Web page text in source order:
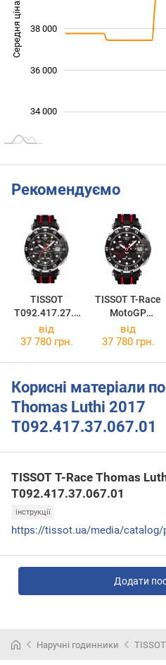
Середня ціна 35 000
34 000
36 000
38 000
Рекомендуємо
TISSOT
T092.417.27.0
51.00
TISSOT T-Race
MotoGP
T092.417.27.2
01.00
від
37 780 грн.
від
37 780 грн.
Корисні матеріали
Thomas Luthi 2017
T092.417.37.067.01
TISSOT T-Race Thomas
T092.417.37.067.01
інструкції
Додати
Наручні годинники TISSOT